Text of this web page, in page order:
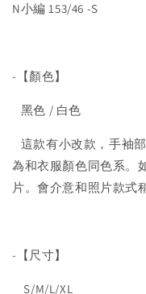
N小編 153/46 -S
-【顏色】
黑色 / 白色
這款有小改款，手袖
為和衣服顏色同色系。
片。會介意和照片款式
-【尺寸】
S/M/L/XL